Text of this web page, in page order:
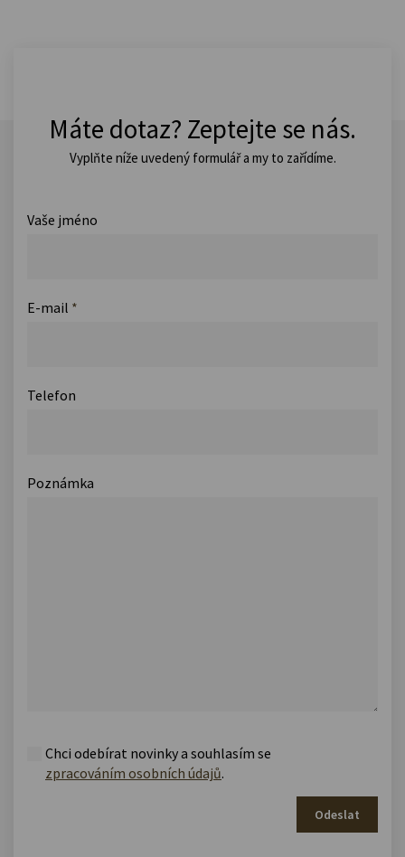
Máte dotaz? Zeptejte se nás.
Vyplňte níže uvedený formulář a my to zařídíme.
Vaše jméno
E-mail *
Telefon
Poznámka
Chci odebírat novinky a souhlasím se
zpracováním osobních údajů.
Odeslat